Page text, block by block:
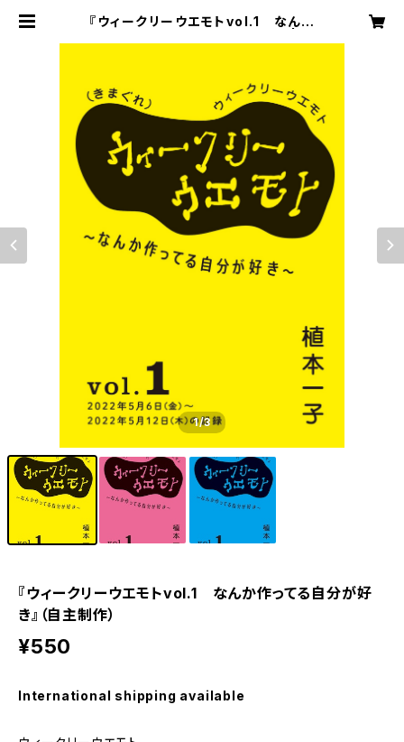
『ウィークリーウエモトvol.1 なんか
1/3
『ウィークリーウエモトvol.1 なんか作ってる自分が好
き』（自主制作）
¥550
International shipping available